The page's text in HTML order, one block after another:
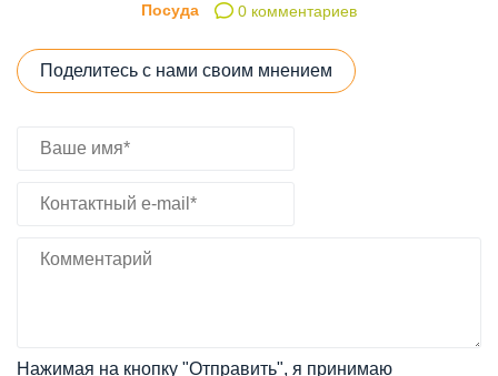
Посуда 0 комментариев
Поделитесь с нами своим мнением
Нажимая на кнопку "Отправить", я принимаю